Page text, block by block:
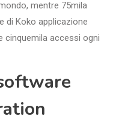
mentre 75mila
di Koko applicazione
cinquemila accessi ogni